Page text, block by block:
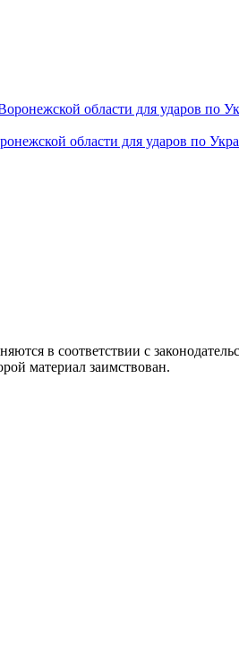
области для ударов по
в соответствии с
материал заимствован.